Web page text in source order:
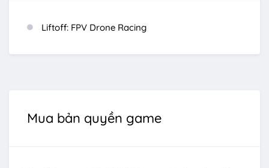
Liftoff: FPV Drone Racing
Mua bản quyền game